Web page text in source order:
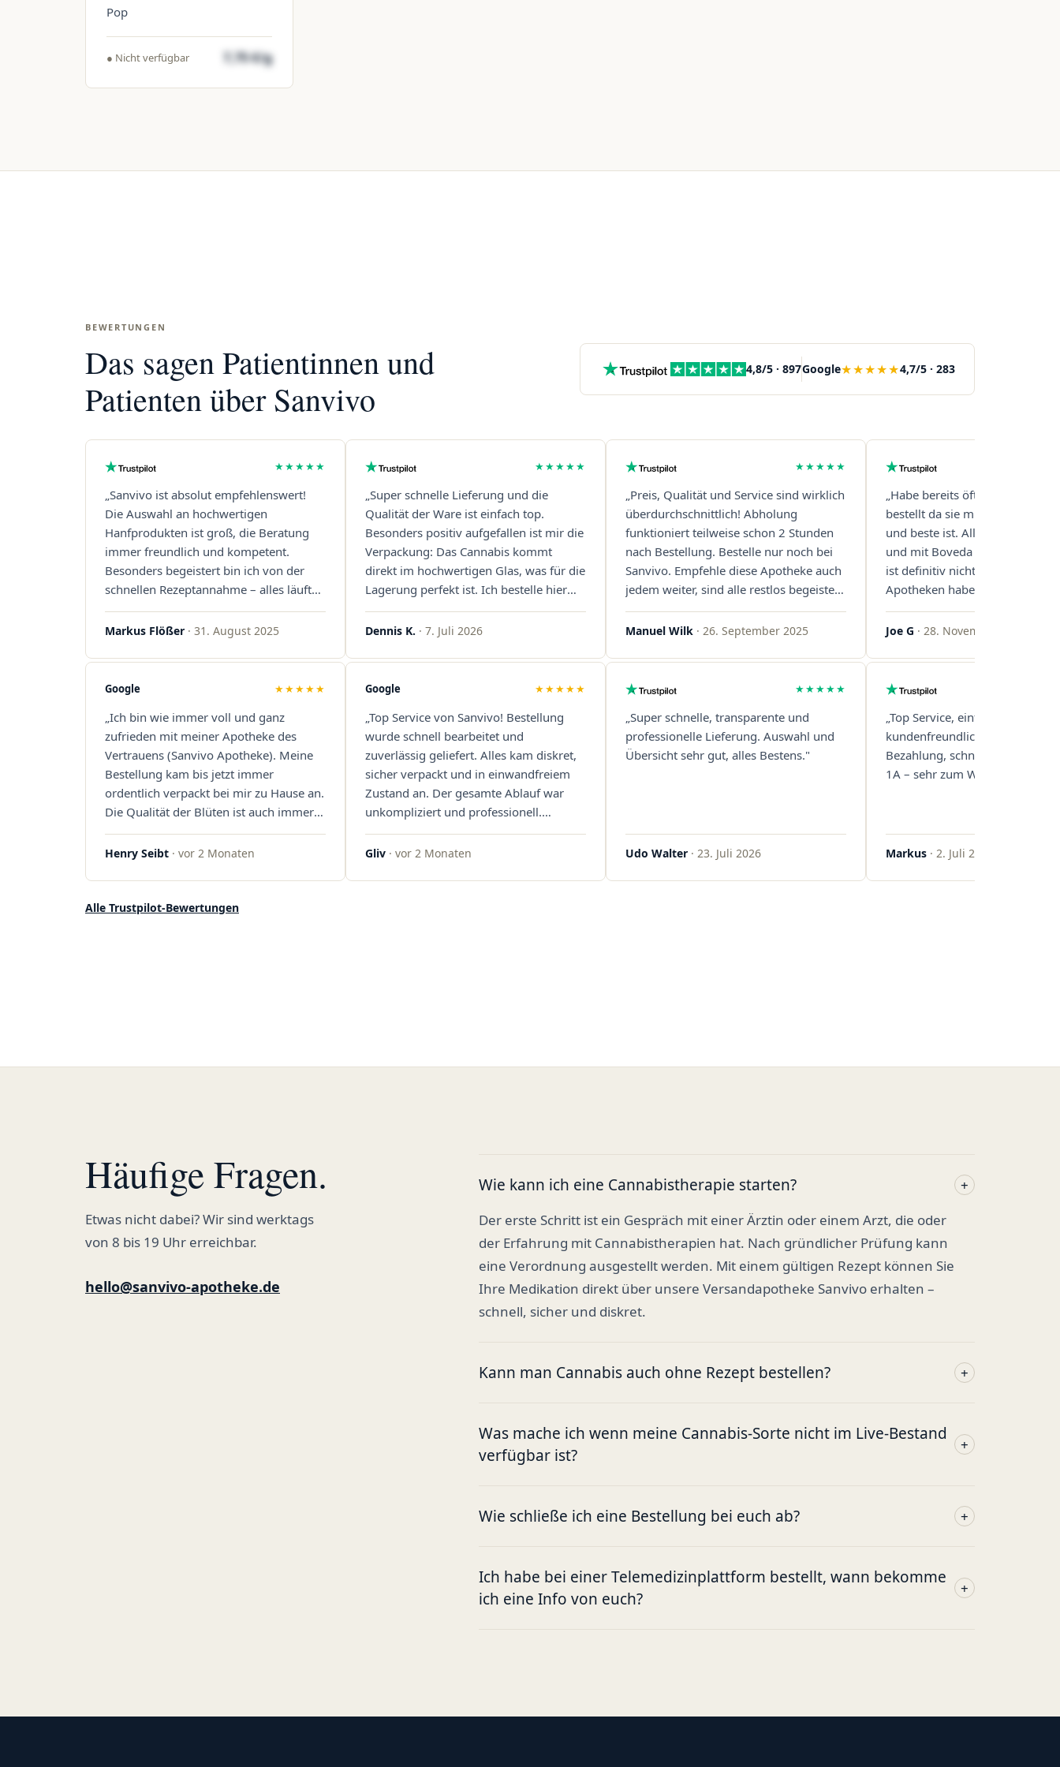
Pop
● Nicht verfügbar 7,75 €/g
BEWERTUNGEN
Das sagen Patientinnen und
Patienten über Sanvivo
4,8/5 · 897Google★★★★★4,7/5 · 283
★★★★★
„Sanvivo ist absolut empfehlenswert!
Die Auswahl an hochwertigen
Hanfprodukten ist groß, die Beratung
immer freundlich und kompetent.
Besonders begeistert bin ich von der
schnellen Rezeptannahme – alles läuft
unkompliziert und reibungslos. Auch die
Lieferungen sind extrem zügig, was mir
dass hier Qualität, Service und
Kundenzufriedenheit an erster Stelle
Sanvivo – ich bin rundum begeistert!"
Markus Flößer · 31. August 2025
★★★★★
„Super schnelle Lieferung und die
Qualität der Ware ist einfach top.
Besonders positiv aufgefallen ist mir die
Verpackung: Das Cannabis kommt
direkt im hochwertigen Glas, was für die
Lagerung perfekt ist. Ich bestelle hier
definitiv wieder!"
Dennis K. · 7. Juli 2026
★★★★★
„Preis, Qualität und Service sind wirklich
überdurchschnittlich! Abholung
funktioniert teilweise schon 2 Stunden
nach Bestellung. Bestelle nur noch bei
Sanvivo. Empfehle diese Apotheke auch
jedem weiter, sind alle restlos begeistert.
Immer wieder gern!"
Manuel Wilk · 26. September 2025
„Habe bereits öfter über diese
bestellt da sie mit Abstand die
und beste ist. Alles ist perfekt
und mit Boveda Pads in jedem
ist definitiv nicht die Norm, bei
Apotheken haben das nur zwei
gemacht. Bleibt so!"
Joe G · 28. November 2025
Google ★★★★★
„Ich bin wie immer voll und ganz
zufrieden mit meiner Apotheke des
Vertrauens (Sanvivo Apotheke). Meine
Bestellung kam bis jetzt immer
ordentlich verpackt bei mir zu Hause an.
Die Qualität der Blüten ist auch immer
auf einem hohen Niveau, die Auswahl
ist groß und die Preise sind fair. Die
Qualität. Ich bestelle hier schon länger
Henry Seibt · vor 2 Monaten
Google ★★★★★
„Top Service von Sanvivo! Bestellung
wurde schnell bearbeitet und
zuverlässig geliefert. Alles kam diskret,
sicher verpackt und in einwandfreiem
Zustand an. Der gesamte Ablauf war
unkompliziert und professionell.
Qualität und Kundenzufriedenheit
überzeugen auf ganzer Linie. Gerne
Gliv · vor 2 Monaten
★★★★★
„Super schnelle, transparente und
professionelle Lieferung. Auswahl und
Übersicht sehr gut, alles Bestens."
Udo Walter · 23. Juli 2026
„Top Service, einfache und
kundenfreundliche Abwicklung
Bezahlung, schnelle Lieferung.
1A – sehr zum
Markus · 2. Juli 2026
Alle Trustpilot-Bewertungen
Häufige Fragen.
Etwas nicht dabei? Wir sind werktags
von 8 bis 19 Uhr erreichbar.
hello@sanvivo-apotheke.de
Wie kann ich eine Cannabistherapie starten?
+
Der erste Schritt ist ein Gespräch mit einer Ärztin oder einem Arzt, die oder
der Erfahrung mit Cannabistherapien hat. Nach gründlicher Prüfung kann
eine Verordnung ausgestellt werden. Mit einem gültigen Rezept können Sie
Ihre Medikation direkt über unsere Versandapotheke Sanvivo erhalten –
schnell, sicher und diskret.
Kann man Cannabis auch ohne Rezept bestellen? +
Was mache ich wenn meine Cannabis-Sorte nicht im Live-Bestand
verfügbar ist?
+
Wie schließe ich eine Bestellung bei euch ab? +
Ich habe bei einer Telemedizinplattform bestellt, wann bekomme
ich eine Info von euch?
+